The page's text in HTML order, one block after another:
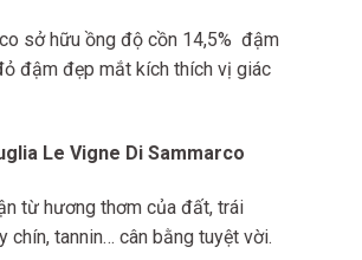
sở hữu ồng độ cồn 14,5% đậm
đậm đẹp mắt kích thích vị giác
Le Vigne Di Sammarco
từ hương thơm của đất, trái
chín, tannin… cân bằng tuyệt vời.